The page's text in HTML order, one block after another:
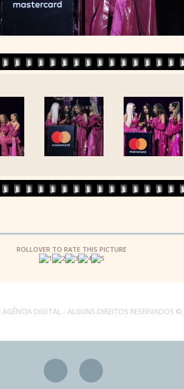
ROLLOVER TO RATE THIS PICTURE
AGÊNCIA DIGITAL- ALGUNS DIREITOS RESERVADOS ©